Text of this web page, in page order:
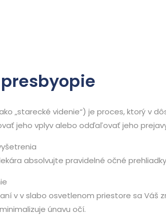
„starecké videnie“) je proces, ktorý v
jeho vplyv alebo odďaľovať jeho
absolvujte pravidelné očné
v v slabo osvetlenom priestore sa
únavu očí.